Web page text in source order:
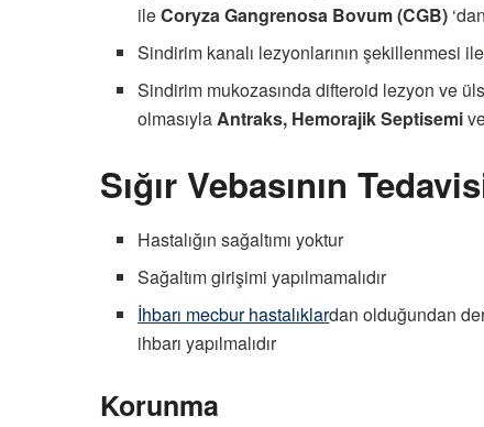
ileCoryza Gangrenosa Bovum (CGB) ‘dan
Sindirim kanalı lezyonlarının şekillenmesi ile
Sindirim mukozasında difteroid lezyon ve
olmasıyla Antraks, Hemorajik Septisemi
Sığır Vebasının
Hastalığın sağaltımı yoktur
Sağaltım girişimi yapılmamalıdır
İhbarı mecbur hastalıklardan olduğundan
ihbarı yapılmalıdır
Korunma